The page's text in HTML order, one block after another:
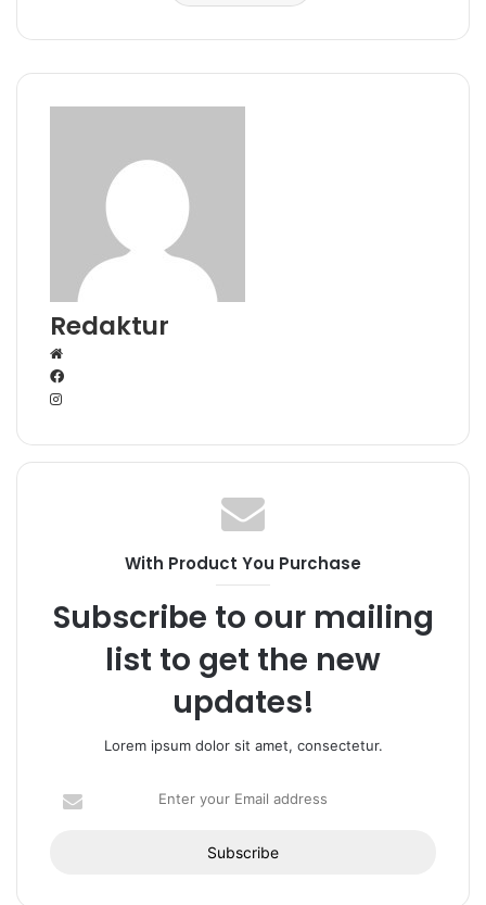
Redaktur
e
i
t
e
b
s
t
With Product You Purchase
Subscribe to our mailing
list to get the new
updates!
Lorem ipsum dolor sit amet, consectetur.